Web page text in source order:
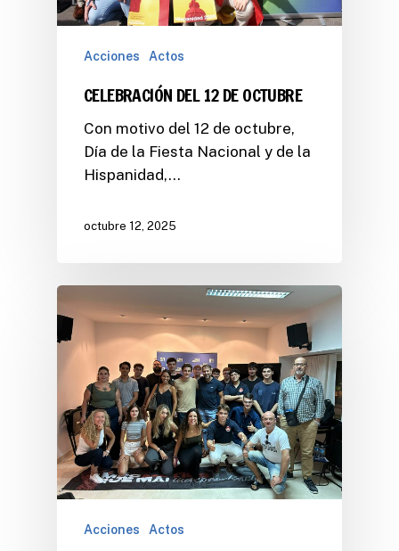
Acciones Actos
CELEBRACIÓN DEL 12 DE OCTUBRE
Con motivo del 12 de octubre,
Día de la Fiesta Nacional y de la
Hispanidad,…
octubre 12, 2025
Acciones Actos